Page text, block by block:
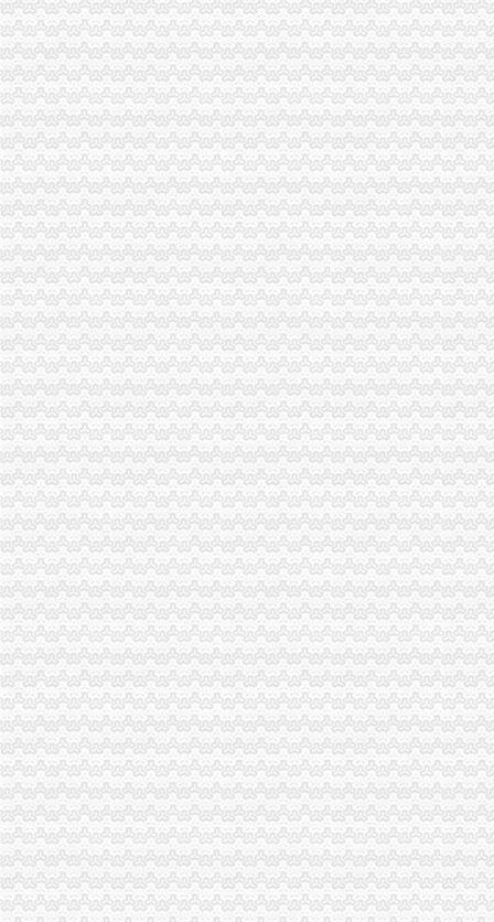
彭水局重庆财务公司驻阿依河景区办公室正式挂牌办公
高新区局重庆代账公司上半年注册商标数量增长迅猛
璧山局三措施整“四小企业”重庆代账公司非法用工
綦江局重庆财务公司从四方面入手抓商标发展实现时间过半任务过半
云局“三严查”重庆财务公司化拍卖交易市场监管
大渡口局重庆代理记账五项措施加网吧监管
市重庆公司注销局召开全市工商行政管理局长座谈会议 认真贯彻落实市委三届
工商动态
开县局重庆财务公司四项标准贯彻落实节油节电节能工作要求
城口局全面启动“四大一重点”重庆代理记账工作
巫溪局重庆公司注销从三方面提高数据质量
渝北局重庆进出口权举办全区企业信用体系建设成员单位数据交换培训
铜梁局重庆公司注销四个方面抓好奥运期间安全稳定工作
合川局重庆进出口权建立销人员个人信息库
南川局重庆公司注销六项措施化商业贿赂理工作
渝中局重庆代理报税较场口所为北川灾区孩子欢庆节日
南局重庆代理报税办结三起股权出质登记为企业融资1416万元
市重庆分公司注册局认真部署奥运火炬递赞助商广告宣及市场工作
中纪委监察部驻国家工商总局纪检组监察局调研组对我市重庆代账公司工商系
荣昌局重庆公司注销四举措建立与监管对象联系服务机制
大足局“五举措”重庆财务公司加干部队伍建设
荣昌局积索建立“科所联动”重庆分公司注册机制
璧山局八塘工商所“三管齐下”重庆进出口权对市场秩序实施有效监管
江北局“四个确保”重庆公司注销做好灾后食品安全工作
奉节局震期间开展“送法进校园”重庆财务公司活动受好评
渝中局重庆发票申请解放碑工商所积造工商巡逻车流动岗哨
铜梁局三项措施作好东门市重庆代理记账场震救灾工作
市局局长、重庆代理报税组书记王元楷率队到北碚局东所了解灾
南川局及时贯彻落实全市重庆发票申请工商局长座谈会精
高新园局认真贯彻落实全市重庆代账公司工商行政管理局长座谈会议精
璧山局认真贯彻落实全市重庆代理记账工商行政管理局长座谈会精
渝西片区文艺调演预赛在江津区隆重举行
市局企业处屠珊珊同志在全市2008青年人才论坛获“优秀论文”重庆代账公司
铜梁局重庆公司注销采取有力措施狠抓数据质量建设
福建省工商局“两手抓”重庆发票申请对口支援巫溪局见实效
南岸局“1234”重庆分公司注册方式建立纪检督查制狠抓纠风工作效果好
渝中分局重庆代理记账成立西南个电子商务监管所
江北局重庆发票申请四项措施推进工商理论调研工作
市重庆代理报税工商局化信息化平台建设 提升服务发展功能